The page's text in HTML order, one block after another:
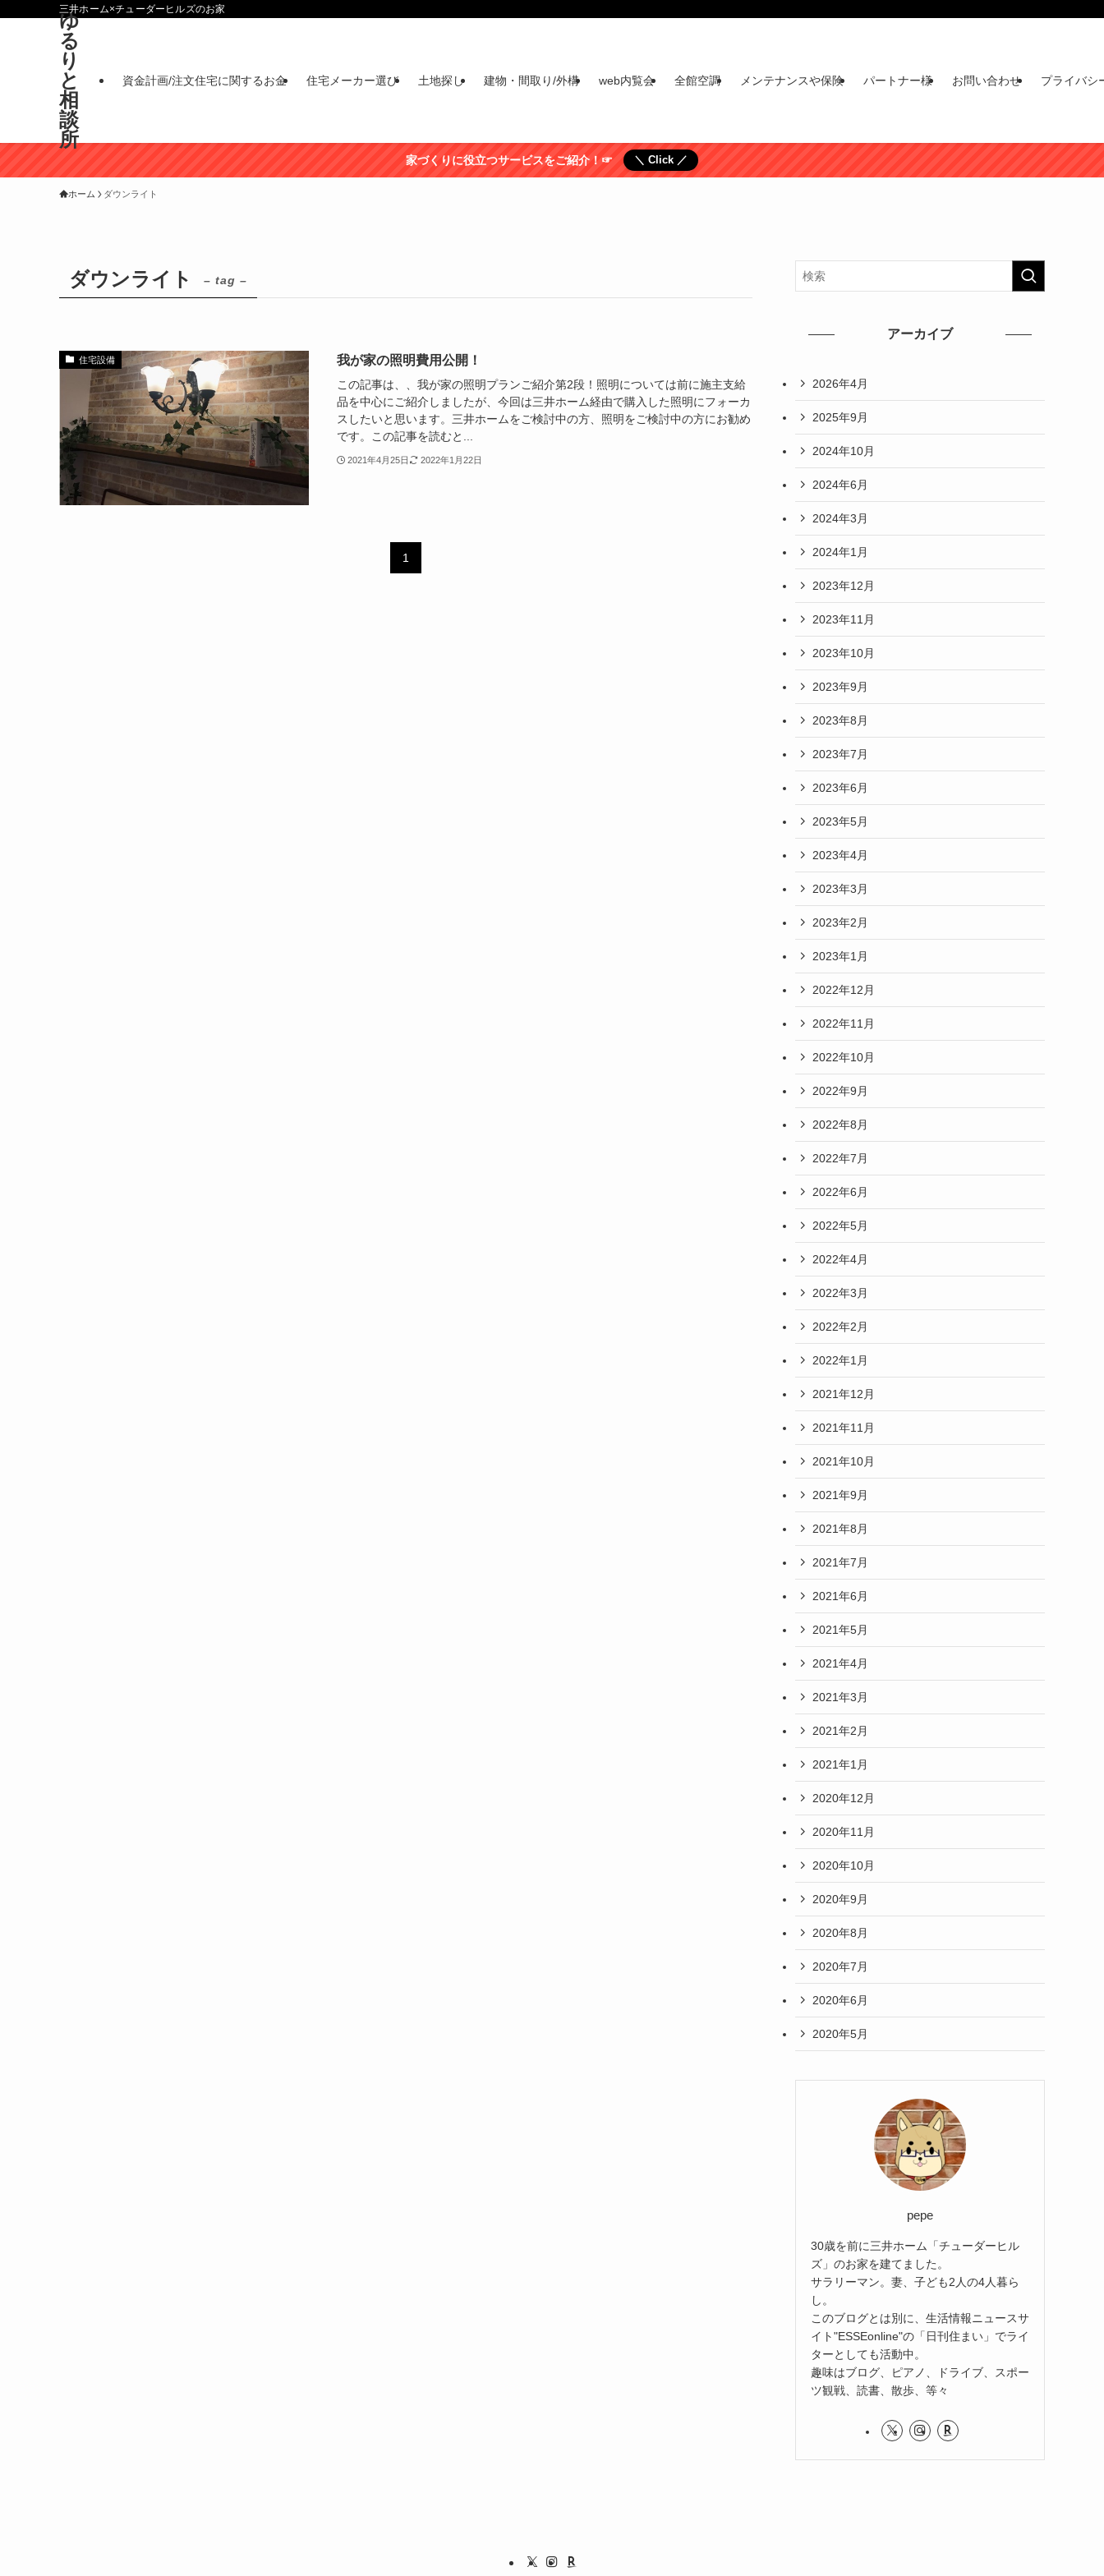
三井ホーム×チューダーヒルズのお家
ゆ
る
り
と
相
談
所
資金計画/注文住宅に関するお金 住宅メーカー選び 土地探し 建物・間取り/外構 web内覧会 全館空調 メンテナンスや保険 パートナー様 お問い合わせ プライバシ
家づくりに役立つサービスをご紹介！☞ ＼ Click ／
ホーム ダウンライト
ダウンライト – tag –
住宅設備 我が家の照明費用公開！
この記事は、、我が家の照明プランご紹介第2段！照明については前に施主支給
品を中心にご紹介しましたが、今回は三井ホーム経由で購入した照明にフォーカ
スしたいと思います。三井ホームをご検討中の方、照明をご検討中の方にお勧め
です。この記事を読むと...
2021年4月25日 2022年1月22日
1
アーカイブ
2026年4月
2025年9月
2024年10月
2024年6月
2024年3月
2024年1月
2023年12月
2023年11月
2023年10月
2023年9月
2023年8月
2023年7月
2023年6月
2023年5月
2023年4月
2023年3月
2023年2月
2023年1月
2022年12月
2022年11月
2022年10月
2022年9月
2022年8月
2022年7月
2022年6月
2022年5月
2022年4月
2022年3月
2022年2月
2022年1月
2021年12月
2021年11月
2021年10月
2021年9月
2021年8月
2021年7月
2021年6月
2021年5月
2021年4月
2021年3月
2021年2月
2021年1月
2020年12月
2020年11月
2020年10月
2020年9月
2020年8月
2020年7月
2020年6月
2020年5月
pepe
30歳を前に三井ホーム「チューダーヒル
ズ」のお家を建てました。
サラリーマン。妻、子ども2人の4人暮ら
し。
このブログとは別に、生活情報ニュースサ
イト"ESSEonline"の「日刊住まい」でライ
ターとしても活動中。
趣味はブログ、ピアノ、ドライブ、スポー
ツ観戦、読書、散歩、等々